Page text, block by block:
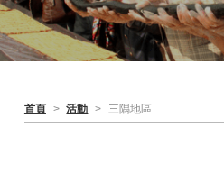
首頁 > 活動 > 三隅地區